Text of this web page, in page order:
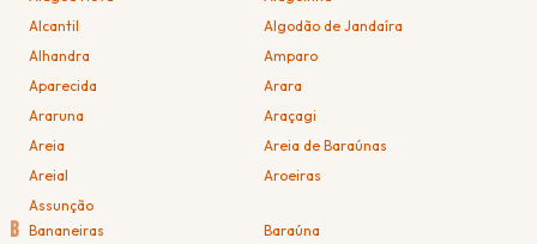
Alcantil
Algodão de Jandaíra
Alhandra
Amparo
Aparecida
Arara
Araruna
Araçagi
Areia
Areia de Baraúnas
Areial
Aroeiras
Assunção
B Bananeiras
Baraúna